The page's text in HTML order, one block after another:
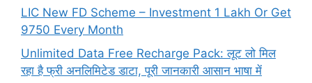
LIC New FD Scheme – Investment 1 Lakh Or Get
9750 Every Month
Unlimited Data Free Recharge Pack: लूट लो मिल
रहा है फ्री अनलिमिटेड डाटा, पूरी जानकारी आसान भाषा में